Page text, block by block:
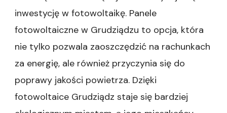
inwestycję w fotowoltaikę. Panele
fotowoltaiczne w Grudziądzu to opcja, która
nie tylko pozwala zaoszczędzić na rachunkach
za energię, ale również przyczynia się do
poprawy jakości powietrza. Dzięki
fotowoltaice Grudziądz staje się bardziej